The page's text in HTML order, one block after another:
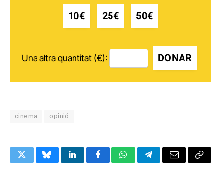
10€ 25€ 50€
Una altra quantitat (€): DONAR
cinema opinió
TwitterBlueskyLinkedInFacebookWhatsAppTelegramEmail Copy